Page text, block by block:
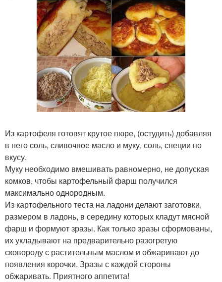
Из картофеля готовят крутое пюре, (остудить) добавляя
в него соль, сливочное масло и муку, соль, специи по
вкусу.
Муку необходимо вмешивать равномерно, не допуская
комков, чтобы картофельный фарш получился
максимально однородным.
Из картофельного теста на ладони делают заготовки,
размером в ладонь, в середину которых кладут мясной
фарш и формуют зразы. Как только зразы сформованы,
их укладывают на предварительно разогретую
сковороду с растительным маслом и обжаривают до
появления корочки. Зразы с каждой стороны
обжаривать. Приятного аппетита!